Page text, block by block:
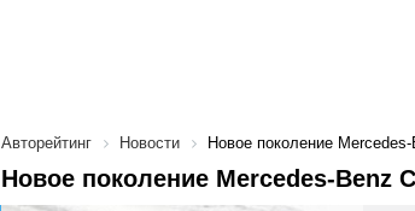
Авторейтинг Новости Новое поколение
Новое поколение Mercedes-Benz